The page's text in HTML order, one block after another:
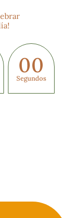
00
Segundos